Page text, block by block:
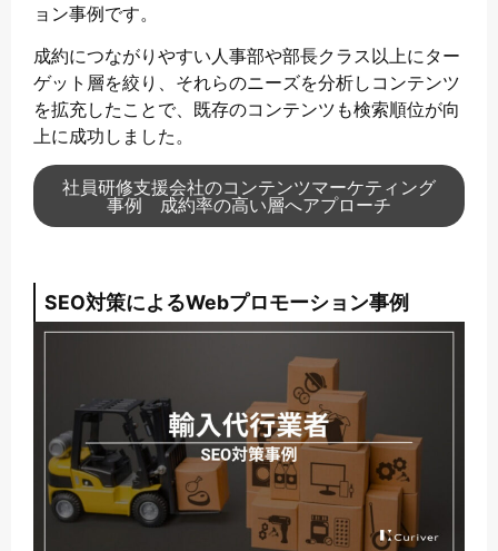
ョン事例です。
成約につながりやすい人事部や部長クラス以上にター
ゲット層を絞り、それらのニーズを分析しコンテンツ
を拡充したことで、既存のコンテンツも検索順位が向
上に成功しました。
社員研修支援会社のコンテンツマーケティング
事例 成約率の高い層へアプローチ
SEO対策によるWebプロモーション事例